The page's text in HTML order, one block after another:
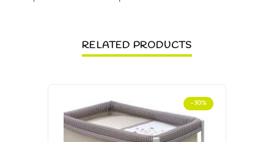
RELATED PRODUCTS
-30%